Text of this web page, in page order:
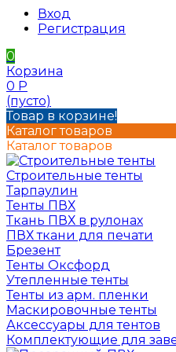
Вход
Регистрация
0
Корзина
0 Р
(пусто)
Товар в корзине!
Каталог товаров
Каталог товаров
Строительные тенты
Тарпаулин
Тенты ПВХ
Ткань ПВХ в рулонах
ПВХ ткани для печати
Брезент
Тенты Оксфорд
Утепленные тенты
Тенты из арм. пленки
Маскировочные тенты
Аксессуары для тентов
Комплектующие для